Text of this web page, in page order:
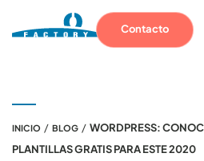
Contacto
INICIO / BLOG / WORDPRESS:
PLANTILLAS GRATIS PARA ESTE 2020